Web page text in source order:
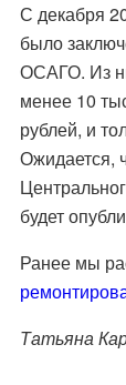
С декабря
было
ОСАГО. Из
менее 10
рублей, и
Ожидается,
будет
Ранее мы
Татьяна